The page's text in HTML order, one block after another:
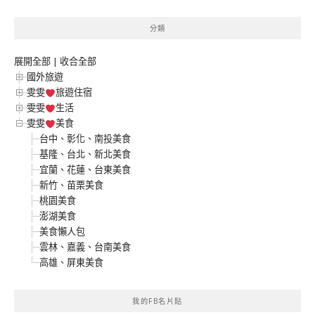
分類
展開全部 | 收合全部
國外旅遊
雯雯
旅遊住宿
雯雯
生活
雯雯
美食
台中、彰化、南投美食
基隆、台北、新北美食
宜蘭、花蓮、台東美食
新竹、苗栗美食
桃園美食
澎湖美食
美食懶人包
雲林、嘉義、台南美食
高雄、屏東美食
我的FB名片貼